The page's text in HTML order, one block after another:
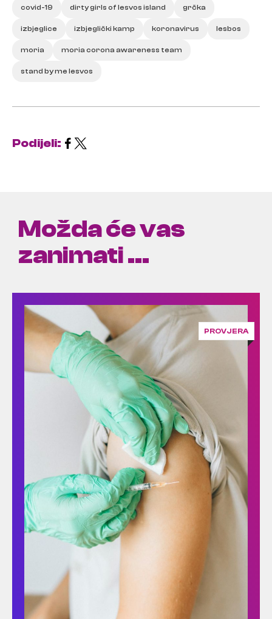
covid-19 dirty girls of lesvos island grčka
izbjeglice izbjeglički kamp koronavirus lesbos
moria moria corona awareness team
stand by me lesvos
Podijeli:
Možda će vas
zanimati ...
PROVJERA